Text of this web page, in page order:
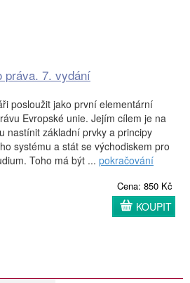
práva. 7. vydání
posloužit jako první elementární
Evropské unie. Jejím cílem je na
nastínit základní prvky a principy
systému a stát se východiskem pro
Toho má být ... pokračování
Cena: 850 Kč
KOUPIT